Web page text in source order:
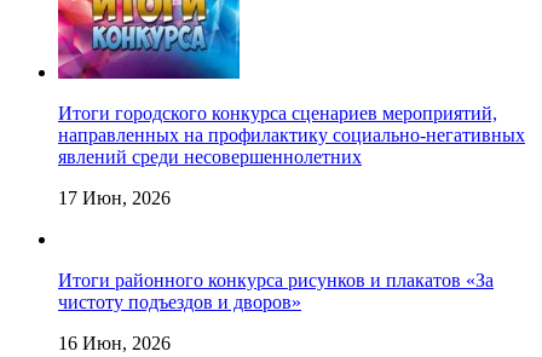
Итоги городского конкурса сценариев мероприятий,
направленных на профилактику социально-негативных
явлений среди несовершеннолетних
17 Июн, 2026
Итоги районного конкурса рисунков и плакатов «За
чистоту подъездов и дворов»
16 Июн, 2026